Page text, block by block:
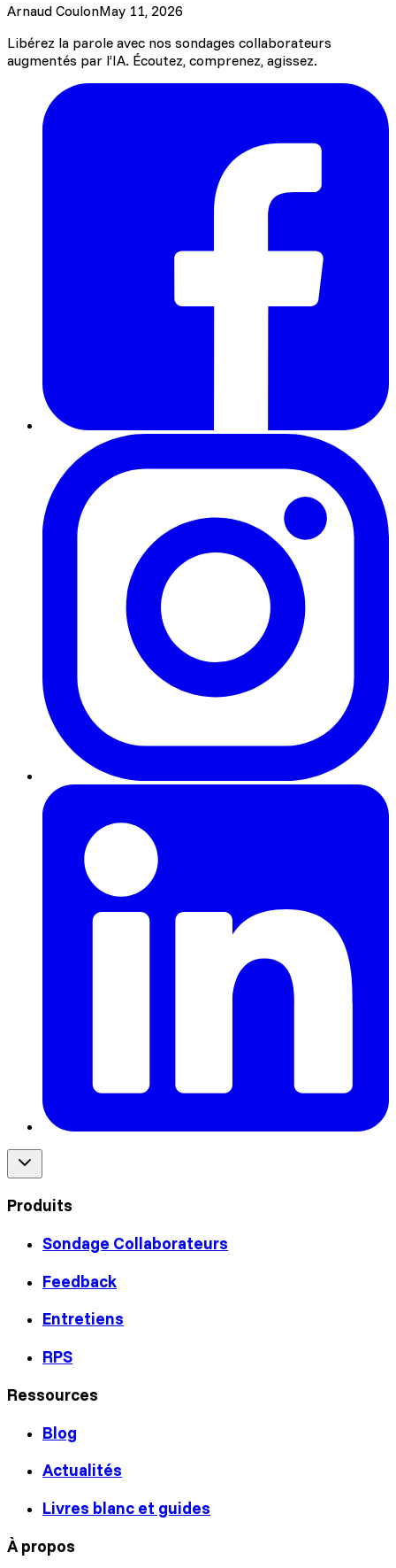
Arnaud CoulonMay 11, 2026
Libérez la parole avec nos sondages collaborateurs
augmentés par l’IA. Écoutez, comprenez, agissez.
Produits
Sondage Collaborateurs
Feedback
Entretiens
RPS
Ressources
Blog
Actualités
Livres blanc et guides
À propos